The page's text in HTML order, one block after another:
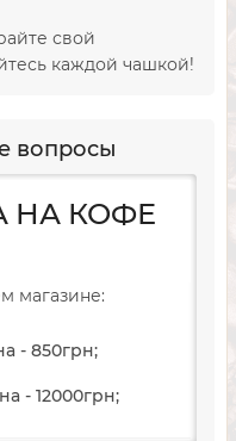
свой
каждой чашкой!
вопросы
НА КОФЕ
магазине:
- 850грн;
- 12000грн;